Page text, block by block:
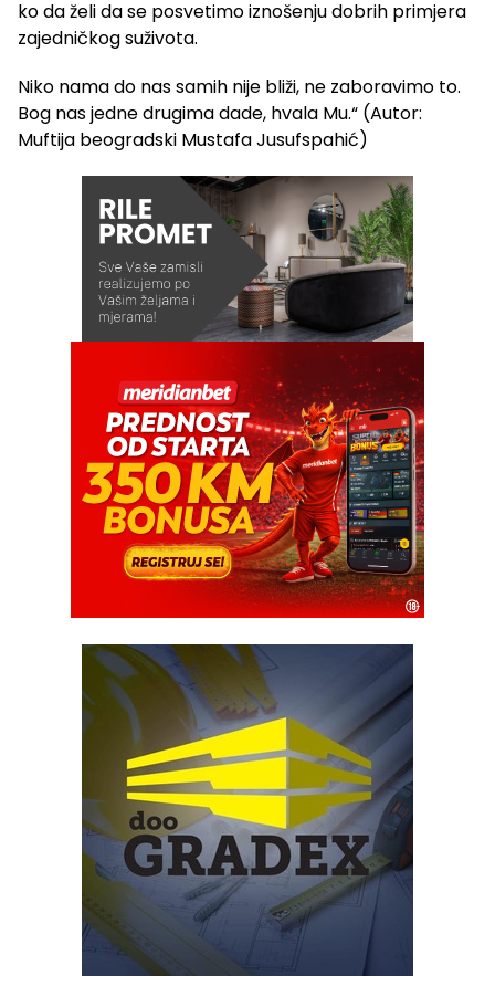
ko da želi da se posvetimo iznošenju dobrih primjera
zajedničkog suživota.
Niko nama do nas samih nije bliži, ne zaboravimo to.
Bog nas jedne drugima dade, hvala Mu.“ (Autor:
Muftija beogradski Mustafa Jusufspahić)